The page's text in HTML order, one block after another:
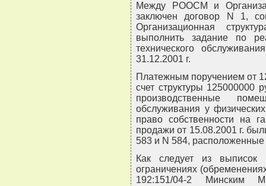
Между РООСМ и
заключен договор N 1,
Организационная
выполнить задание по
технического
31.12.2001 г.
Платежным поручением от
счет структуры 125000000
производственные
обслуживания у
право собственности на
продажи от 15.08.2001 г.
583 и N 584,
Как следует из выписок
ограничениях
192:151/04-2 Минским